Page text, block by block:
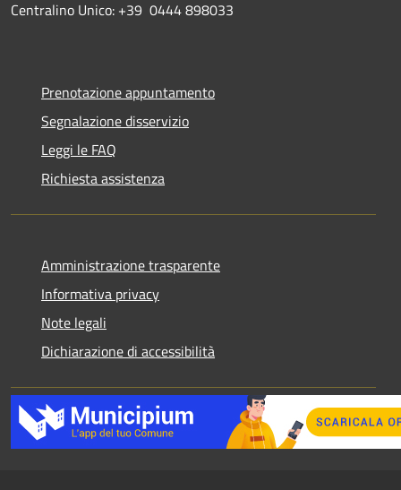
Centralino Unico: +39 0444 898033
Prenotazione appuntamento
Segnalazione disservizio
Leggi le FAQ
Richiesta assistenza
Amministrazione trasparente
Informativa privacy
Note legali
Dichiarazione di accessibilità